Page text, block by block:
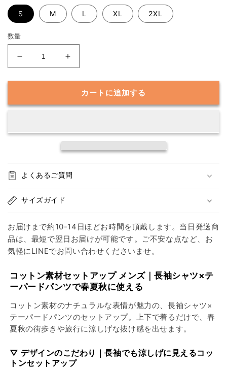
S M L XL 2XL
数量
涼
げ
え
コ
ン
素
材
ッ
ト
ア
ッ
プ
袖
シ
【長
涼
げ
え
ン
素
材
ッ
ト
ア
ッ
プ
袖
シ
カートに追加する
よくあるご質問
サイズガイド
お届けまで約10-14日ほどお時間を頂戴します。当日発送商
品は、最短で翌日お届けが可能です。ご不安な点など、お
気軽にLINEでお問い合わせくださいませ。
コットン素材セットアップ メンズ｜長袖シャツ×テ
ーパードパンツで春夏秋に使える
コットン素材のナチュラルな表情が魅力の、長袖シャツ×
テーパードパンツのセットアップ。上下で着るだけで、春
夏秋の街歩きや旅行に涼しげな抜け感を出せます。
▽ デザインのこだわり｜長袖でも涼しげに見えるコッ
トンセットアップ